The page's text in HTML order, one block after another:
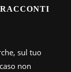
sul tuo
non